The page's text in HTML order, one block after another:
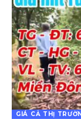
GIÁ CẢ THỊ